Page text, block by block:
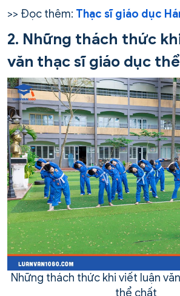
>> Đọc thêm: Thạc sĩ giáo dục
2. Những thách thức
văn thạc sĩ giáo dục
Những thách thức khi viết luận
thể chất